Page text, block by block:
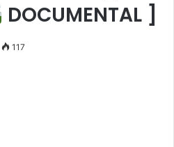
DOCUMENTAL ]
117